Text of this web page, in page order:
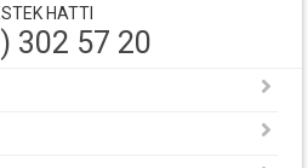
HATTI
302 57 20